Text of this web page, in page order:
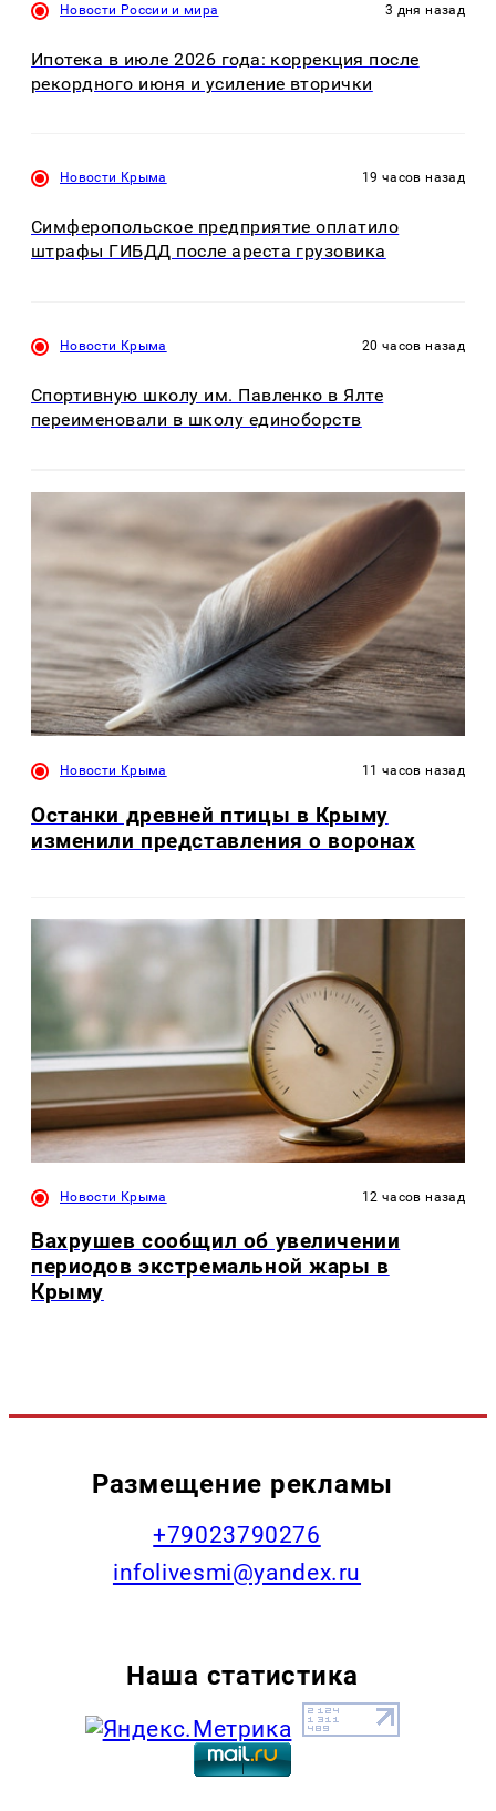
Новости России и мира 3 дня назад
Ипотека в июле 2026 года: коррекция после
рекордного июня и усиление вторички
Новости Крыма 19 часов назад
Симферопольское предприятие оплатило
штрафы ГИБДД после ареста грузовика
Новости Крыма 20 часов назад
Спортивную школу им. Павленко в Ялте
переименовали в школу единоборств
Новости Крыма 11 часов назад
Останки древней птицы в Крыму
изменили представления о воронах
Новости Крыма 12 часов назад
Вахрушев сообщил об увеличении
периодов экстремальной жары в
Крыму
Размещение рекламы
+79023790276
infolivesmi@yandex.ru
Наша статистика